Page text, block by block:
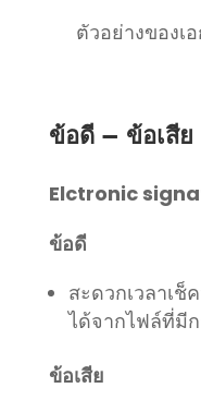
ตัวอย่างของเ
ข้อดี – ข้อเสีย
Elctronic
ข้อดี
สะดวกเวลาเช็
ได้จากไฟล์ที่มีก
ข้อเสีย